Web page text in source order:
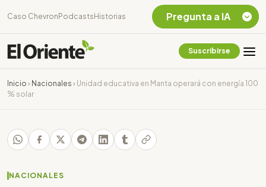
Caso Chevron Podcasts Historias
Suscribirse
Inicio › Nacionales › Unidad educativa en Manta operará con energía 100
% solar
NACIONALES
Pregunta a IA
Chevron Ecuador